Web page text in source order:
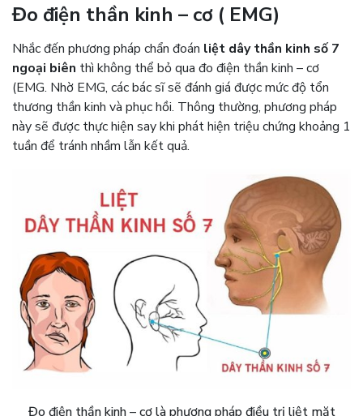
Đo điện thần kinh – cơ ( EMG)
Nhắc đến phương pháp chẩn đoán liệt dây thần kinh số 7
ngoại biên thì không thể bỏ qua đo điện thần kinh – cơ
(EMG. Nhờ EMG, các bác sĩ sẽ đánh giá được mức độ tổn
thương thần kinh và phục hồi. Thông thường, phương pháp
này sẽ được thực hiện say khi phát hiện triệu chứng khoảng 1
tuần để tránh nhầm lẫn kết quả.
Đo điện thần kinh – cơ là phương pháp điều trị liệt mặt